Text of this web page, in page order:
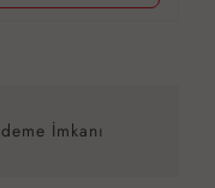
İmkanı